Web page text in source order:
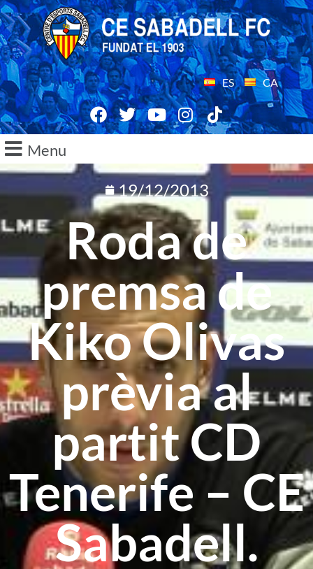
ES CA
Menu
19/12/2013
Roda de
premsa de
Kiko Olivas
prèvia al
partit CD
Tenerife – CE
Sabadell.